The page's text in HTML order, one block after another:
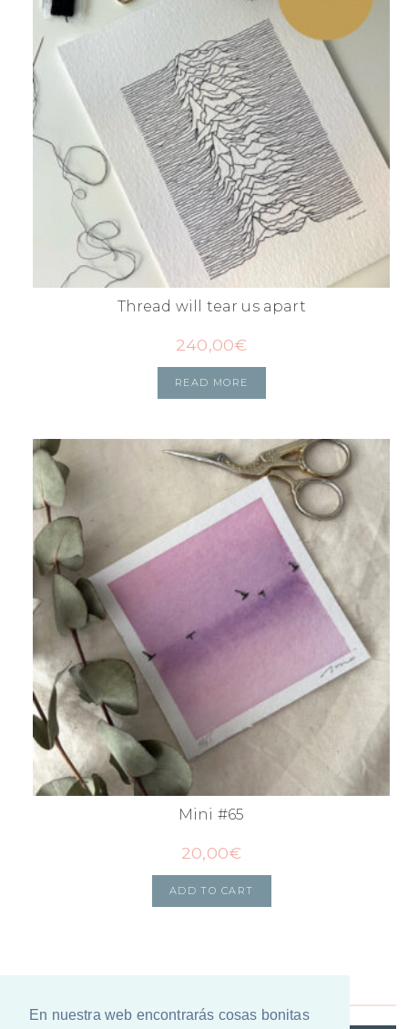
En nuestra web encontrarás cosas bonitas
Thread will tear us apart
240,00€
READ MORE
Mini #65
20,00€
ADD TO CART